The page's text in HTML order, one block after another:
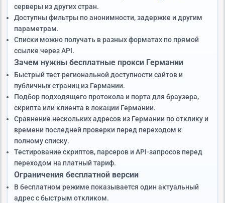
серверы из других стран.
Доступны фильтры по анонимности, задержке и другим
параметрам.
Списки можно получать в разных форматах по прямой
ссылке через API.
Зачем нужны бесплатные прокси Германии
Быстрый тест региональной доступности сайтов и
публичных страниц из Германии.
Подбор подходящего протокола и порта для браузера,
скрипта или клиента в локации Германии.
Сравнение нескольких адресов из Германии по отклику и
времени последней проверки перед переходом к
полному списку.
Тестирование скриптов, парсеров и API-запросов перед
переходом на платный тариф.
Ограничения бесплатной версии
В бесплатном режиме показывается один актуальный
адрес с быстрым откликом.